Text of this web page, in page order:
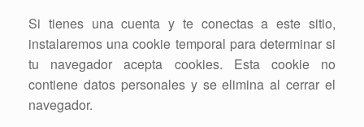
Si tienes una cuenta y te conectas a este sitio,
instalaremos una cookie temporal para determinar si
tu navegador acepta cookies. Esta cookie no
contiene datos personales y se elimina al cerrar el
navegador.